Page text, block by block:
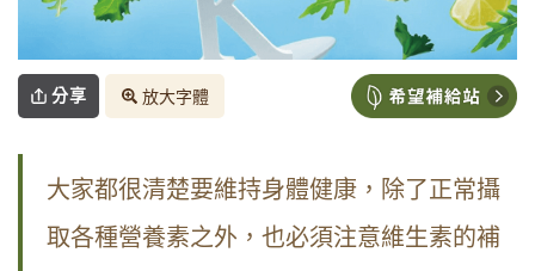
分享 放大字體
大家都很清楚要維持身體健康，除了正常攝
取各種營養素之外，也必須注意維生素的補